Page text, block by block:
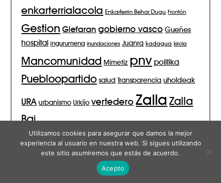
enkarterrialacola Enkarterrin Behar Dugu Frontón
Gestion Glefaran gobierno vasco Gueñes
hospital ingurumena inundaciones Juanra kadagua kirola
Mancomunidad Mimetiz pnv politika
Puebloopartido salud Transparencia uholdeak
URA urbanismo Urkijo vertedero Zalla Zalla
Bai
| Funciona con
para WordPress
Utilizamos cookies para asegurar que damos la mejor
experiencia al usuario en nuestra web. Si sigues utilizando
este sitio asumiremos que estás de acuerdo.
Acepto